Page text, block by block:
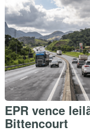
EPR vence
Bittencourt